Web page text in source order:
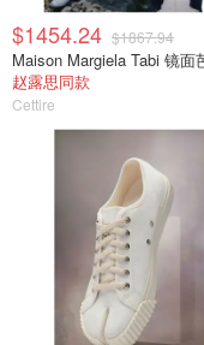
$1454.24 $1867.94
赵露思同款
Cettire